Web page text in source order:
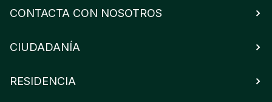
CONTACTA CON NOSOTROS
CIUDADANÍA
RESIDENCIA